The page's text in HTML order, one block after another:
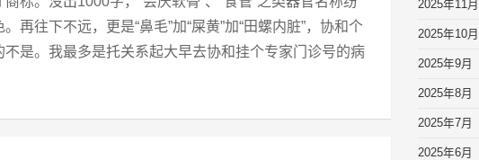
再往下不远，更是“鼻毛”加“屎黄”加“田螺内脏”，协和个
是。我最多是托关系起大早去协和挂个专家门诊号的病
2025年11月
2025年10月
2025年9月
2025年8月
2025年7月
2025年6月